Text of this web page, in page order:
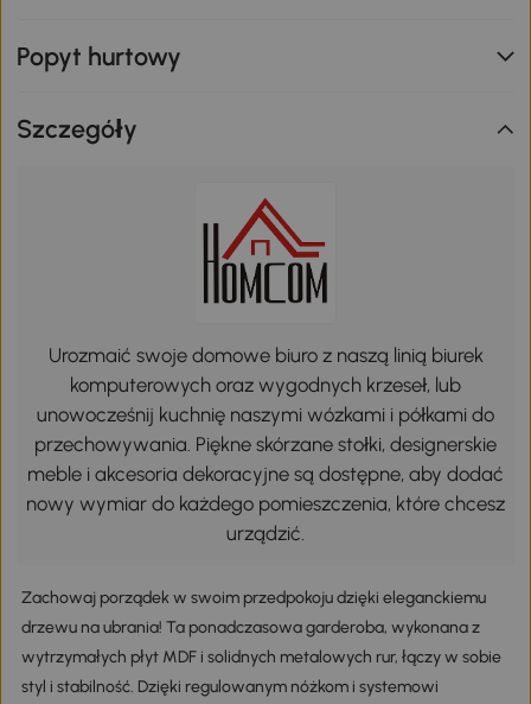
Popyt hurtowy
Szczegóły
Urozmaić swoje domowe biuro z naszą linią biurek
komputerowych oraz wygodnych krzeseł, lub
unowocześnij kuchnię naszymi wózkami i półkami do
przechowywania. Piękne skórzane stołki, designerskie
meble i akcesoria dekoracyjne są dostępne, aby dodać
nowy wymiar do każdego pomieszczenia, które chcesz
urządzić.
Zachowaj porządek w swoim przedpokoju dzięki eleganckiemu
drzewu na ubrania! Ta ponadczasowa garderoba, wykonana z
wytrzymałych płyt MDF i solidnych metalowych rur, łączy w sobie
styl i stabilność. Dzięki regulowanym nóżkom i systemowi